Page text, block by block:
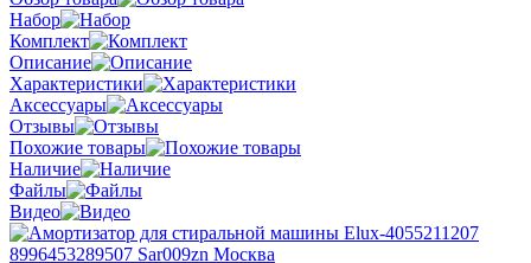
Набор
Комплект
Описание
Характеристики
Аксессуары
Отзывы
Похожие товары
Наличие
Файлы
Видео